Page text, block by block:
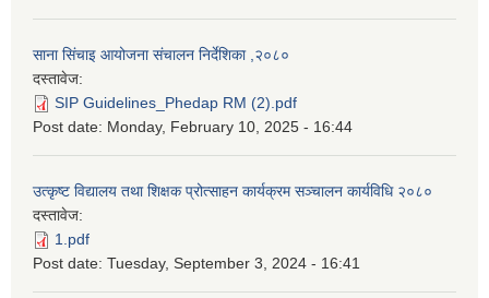
साना सिंचाइ आयोजना संचालन निर्देशिका ,२०८०
दस्तावेज:
SIP Guidelines_Phedap RM (2).pdf
Post date: Monday, February 10, 2025 - 16:44
उत्कृष्ट विद्यालय तथा शिक्षक प्रोत्साहन कार्यक्रम सञ्चालन कार्यविधि २०८०
दस्तावेज:
1.pdf
Post date: Tuesday, September 3, 2024 - 16:41